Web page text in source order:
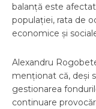
balanță este
populației, rata de
economice și
Alexandru
menționat că, deși
gestionarea
continuare